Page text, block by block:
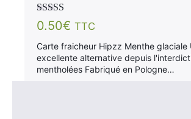
Note3.75
sur 5
0.50€ TTC
Carte fraicheur Hipzz Menthe glaciale
excellente alternative depuis
mentholées Fabriqué en Pologne…